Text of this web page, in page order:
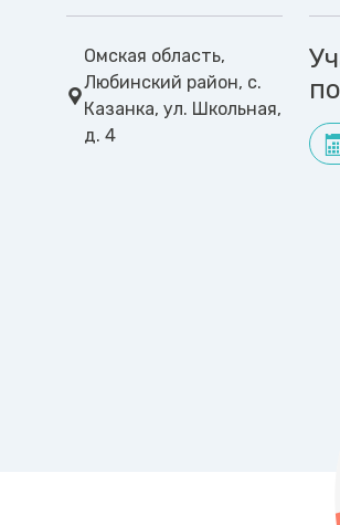
Омская область,
Любинский район, с.
Казанка, ул. Школьная,
д. 4